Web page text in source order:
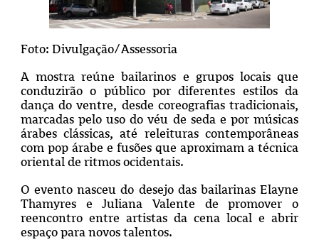
Foto: Divulgação/Assessoria
A mostra reúne bailarinos e grupos locais que
conduzirão o público por diferentes estilos da
dança do ventre, desde coreografias tradicionais,
marcadas pelo uso do véu de seda e por músicas
árabes clássicas, até releituras contemporâneas
com pop árabe e fusões que aproximam a técnica
oriental de ritmos ocidentais.
O evento nasceu do desejo das bailarinas Elayne
Thamyres e Juliana Valente de promover o
reencontro entre artistas da cena local e abrir
espaço para novos talentos.